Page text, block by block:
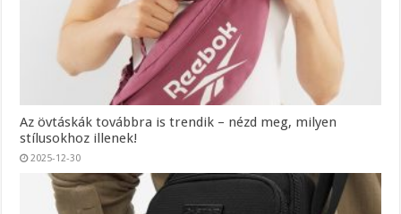
Az övtáskák továbbra is trendik – nézd meg, milyen
stílusokhoz illenek!
2025-12-30